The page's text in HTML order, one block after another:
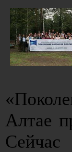
Алтае